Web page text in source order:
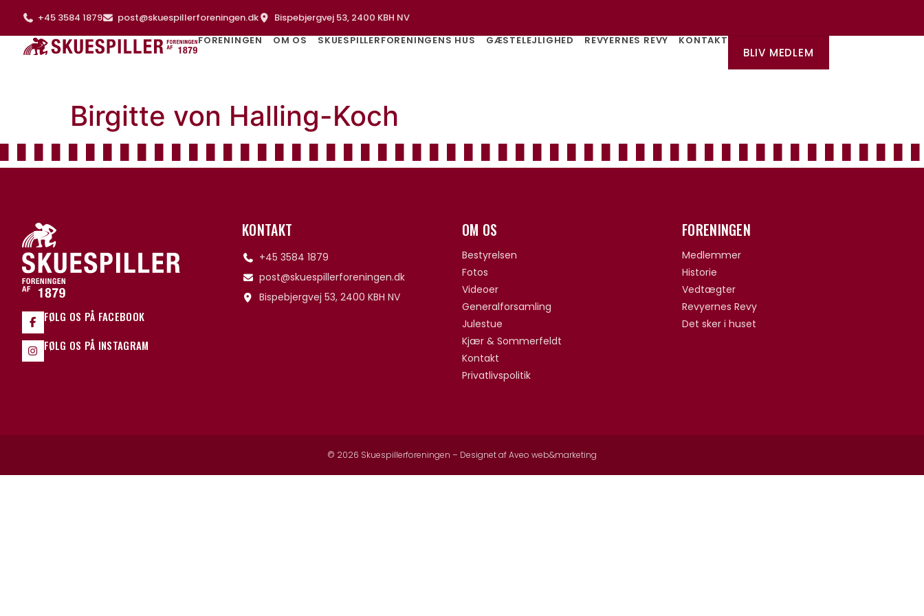
+45 3584 1879 post@skuespillerforeningen.dk
Bispebjergvej 53, 2400 KBH NV
FORENINGEN
OM OS SKUESPILLERFORENINGENS HUS GÆSTELEJLIGHED REVYERNES REVY KONTAKT
BLIV MEDLEM
Birgitte von Halling-Koch
FØLG OS PÅ FACEBOOK
FØLG OS PÅ INSTAGRAM
KONTAKT
+45 3584 1879
post@skuespillerforeningen.dk
Bispebjergvej 53, 2400 KBH NV
OM OS
Bestyrelsen
Fotos
Videoer
Generalforsamling
Julestue
Kjær & Sommerfeldt
Kontakt
Privatlivspolitik
FORENINGEN
Medlemmer
Historie
Vedtægter
Revyernes Revy
Det sker i huset
© 2026 Skuespillerforeningen – Designet afAveo web&marketing